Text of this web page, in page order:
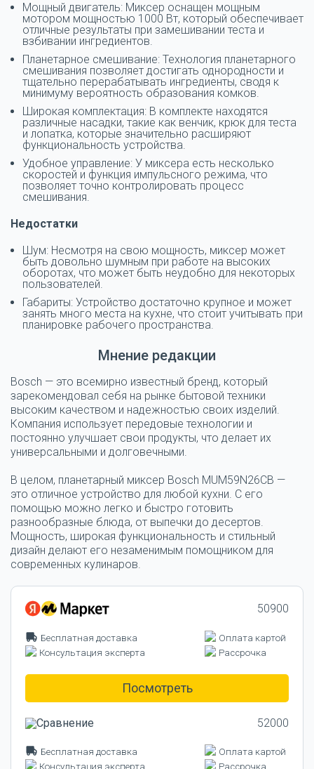
Мощный двигатель: Миксер оснащен мощным
мотором мощностью 1000 Вт, который обеспечивает
отличные результаты при замешивании теста и
взбивании ингредиентов.
Планетарное смешивание: Технология планетарного
смешивания позволяет достигать однородности и
тщательно перерабатывать ингредиенты, сводя к
минимуму вероятность образования комков.
Широкая комплектация: В комплекте находятся
различные насадки, такие как венчик, крюк для теста
и лопатка, которые значительно расширяют
функциональность устройства.
Удобное управление: У миксера есть несколько
скоростей и функция импульсного режима, что
позволяет точно контролировать процесс
смешивания.
Недостатки
Шум: Несмотря на свою мощность, миксер может
быть довольно шумным при работе на высоких
оборотах, что может быть неудобно для некоторых
пользователей.
Габариты: Устройство достаточно крупное и может
занять много места на кухне, что стоит учитывать при
планировке рабочего пространства.
Мнение редакции
Bosch — это всемирно известный бренд, который
зарекомендовал себя на рынке бытовой техники
высоким качеством и надежностью своих изделий.
Компания использует передовые технологии и
постоянно улучшает свои продукты, что делает их
универсальными и долговечными.
В целом, планетарный миксер Bosch MUM59N26CB —
это отличное устройство для любой кухни. С его
помощью можно легко и быстро готовить
разнообразные блюда, от выпечки до десертов.
Мощность, широкая функциональность и стильный
дизайн делают его незаменимым помощником для
современных кулинаров.
50900
Бесплатная доставка
Оплата картой
Консультация эксперта
Рассрочка
Посмотреть
52000
Бесплатная доставка
Оплата картой
Консультация эксперта
Рассрочка